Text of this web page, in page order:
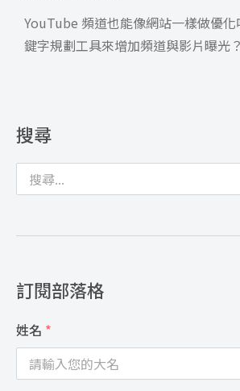
YouTube 頻道也能像網站一樣做優
鍵字規劃工具來增加頻道與影片曝光
搜尋
訂閱部落格
姓名 *